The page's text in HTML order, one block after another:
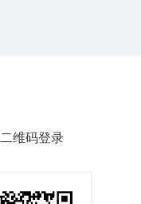
维码登录